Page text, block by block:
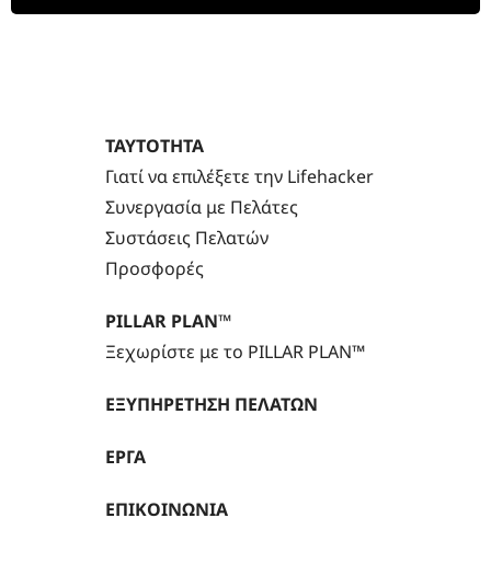
ΤΑΥΤΟΤΗΤΑ
Γιατί να επιλέξετε την Lifehacker
Συνεργασία με Πελάτες
Συστάσεις Πελατών
Προσφορές
PILLAR PLAN™
Ξεχωρίστε με το PILLAR PLAN™
ΕΞΥΠΗΡΕΤΗΣΗ ΠΕΛΑΤΩΝ
ΕΡΓΑ
ΕΠΙΚΟΙΝΩΝΙΑ